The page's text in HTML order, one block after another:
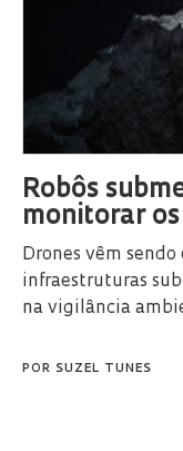
Robôs
monitorar
Drones vêm
infraestruturas
na vigilância
POR SUZEL TUNES